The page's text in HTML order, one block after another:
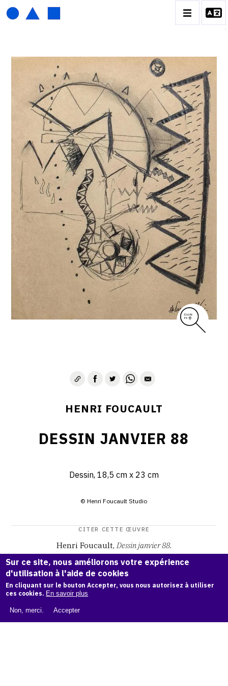
HENRI FOUCAULT
BIOGRAPHIE
CATALOGUE DES OEUVRES
01_SCULPTURE
02_PHOTOGRAPHIQUE
03_COLLAGES
04_DESSINS
05_MONOTYPE
06_ARCHIVES
CONTACT
HENRI FOUCAULT
DESSIN JANVIER 88
Dessin, 18,5 cm x 23 cm
© Henri Foucault Studio
CITER CETTE ŒUVRE
Henri Foucault, Dessin janvier 88.
Catalogue raisonné Henri Foucault
ark:38997/o16t
w9
COPIER LA CITATION
Demande d'information
Sur ce site, nous améliorons votre expérience
d'utilisation à l'aide de cookies
En cliquant sur le bouton Accepter, vous nous autorisez à utiliser
ces cookies. En savoir plus
Non, merci. Accepter